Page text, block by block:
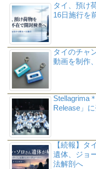
タイ、預け
16日施行を
タイのチャ
動画を制作
Stellagrima
Release」
【続報】タ
遺体、ジョ
法解剖へ